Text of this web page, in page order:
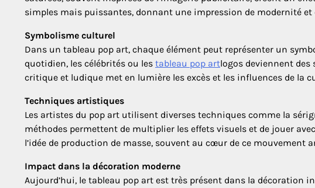
simples mais puissantes, donnant une impression de modernité
Symbolisme culturel
Dans un tableau pop art, chaque élément peut représenter un
quotidien, les célébrités ou les tableau pop artlogos deviennent
critique et ludique met en lumière les excès et les influences de la
Techniques artistiques
Les artistes du pop art utilisent diverses techniques comme la
méthodes permettent de multiplier les effets visuels et de jouer
l’idée de production de masse, souvent au cœur de ce mouvement
Impact dans la décoration moderne
Aujourd’hui, le tableau pop art est très présent dans la décoration